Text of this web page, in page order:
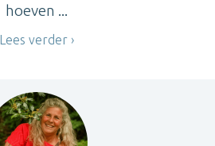
hoeven ...
Lees verder